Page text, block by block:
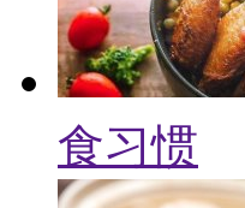
食习惯